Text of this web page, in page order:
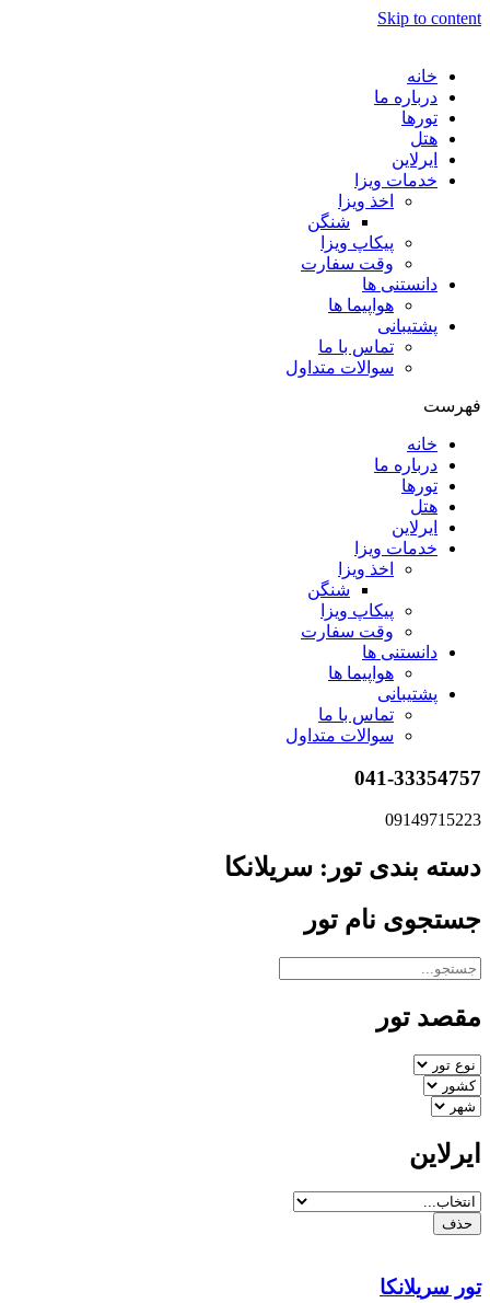
Skip to content
خانه
درباره ما
تورها
هتل
ایرلاین
خدمات ویزا
اخذ ویزا
شنگن
پیکاپ ویزا
وقت سفارت
دانستنی ها
هواپیما ها
پشتیبانی
تماس با ما
سوالات متداول
فهرست
خانه
درباره ما
تورها
هتل
ایرلاین
خدمات ویزا
اخذ ویزا
شنگن
پیکاپ ویزا
وقت سفارت
دانستنی ها
هواپیما ها
پشتیبانی
تماس با ما
سوالات متداول
041-33354757
09149715223
دسته بندی تور: سریلانکا
جستجوی نام تور
مقصد تور
ایرلاین
حذف
تور سریلانکا